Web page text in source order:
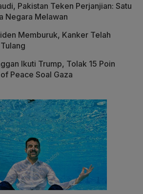
Pakistan Teken Perjanjian: Satu
Negara Melawan
Memburuk, Kanker Telah
Ikuti Trump, Tolak 15 Poin
Peace Soal Gaza